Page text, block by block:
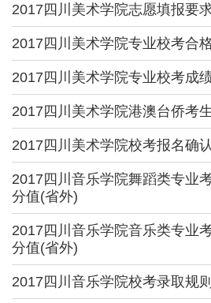
2017四川美术学院志愿填报要
2017四川美术学院专业校考合
2017四川美术学院专业校考成
2017四川美术学院港澳台侨考
2017四川美术学院校考报名确
2017四川音乐学院舞蹈类专业
分值(省外)
2017四川音乐学院音乐类专业
分值(省外)
2017四川音乐学院校考录取规